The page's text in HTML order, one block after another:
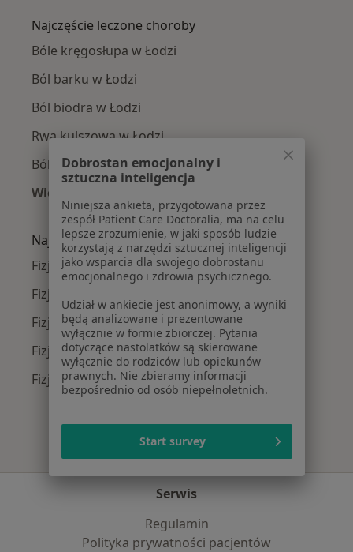
Najczęście leczone choroby
Bóle kręgosłupa w Łodzi
Ból barku w Łodzi
Ból biodra w Łodzi
Rwa kulszowa w Łodzi
Ból kolana w Łodzi
Więcej (15)
Więcej w kategorii: Najczęście leczone
Najpopularniejsze ubezpieczenia
Fizjoterapeuci z Allianz w Łodzi
Fizjoterapeuci z PZU Zdrowie w Łodzi
Fizjoterapeuci z TU Zdrowie w Łodzi
Fizjoterapeuci z Compensa w Łodzi
Fizjoterapeuci z INTER Polska w Łodzi
Serwis
Regulamin
Polityka prywatności pacjentów
Dobrostan emocjonalny i
sztuczna inteligencja
Niniejsza ankieta, przygotowana przez
zespół Patient Care Doctoralia, ma na celu
lepsze zrozumienie, w jaki sposób ludzie
korzystają z narzędzi sztucznej inteligencji
jako wsparcia dla swojego dobrostanu
emocjonalnego i zdrowia psychicznego.
Udział w ankiecie jest anonimowy, a wyniki
będą analizowane i prezentowane
wyłącznie w formie zbiorczej. Pytania
dotyczące nastolatków są skierowane
wyłącznie do rodziców lub opiekunów
prawnych. Nie zbieramy informacji
bezpośrednio od osób niepełnoletnich.
Start survey